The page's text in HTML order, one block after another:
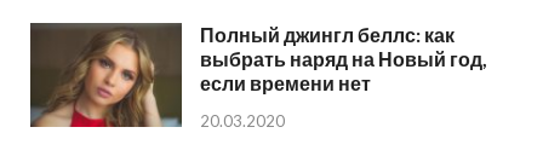
Полный джингл беллс: как
выбрать наряд на Новый год,
если времени нет
20.03.2020